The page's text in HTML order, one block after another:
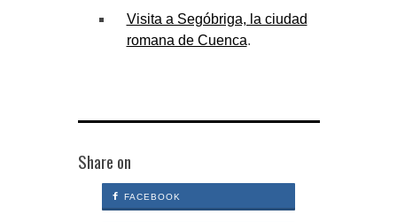
Visita a Segóbriga, la ciudad
romana de Cuenca.
Share on
FACEBOOK